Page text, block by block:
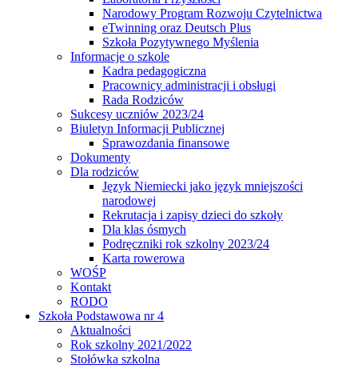
Narodowy Program Rozwoju Czytelnictwa
eTwinning oraz Deutsch Plus
Szkoła Pozytywnego Myślenia
Informacje o szkole
Kadra pedagogiczna
Pracownicy administracji i obsługi
Rada Rodziców
Sukcesy uczniów 2023/24
Biuletyn Informacji Publicznej
Sprawozdania finansowe
Dokumenty
Dla rodziców
Język Niemiecki jako język mniejszości
narodowej
Rekrutacja i zapisy dzieci do szkoły
Dla klas ósmych
Podręczniki rok szkolny 2023/24
Karta rowerowa
WOŚP
Kontakt
RODO
Szkoła Podstawowa nr 4
Aktualności
Rok szkolny 2021/2022
Stołówka szkolna